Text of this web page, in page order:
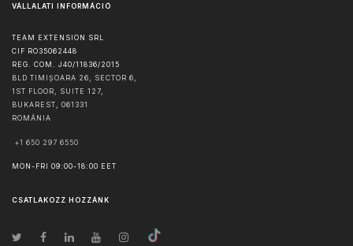
VÁLLALATI INFORMÁCIÓ
TEAM EXTENSION SRL
CIF RO35062448
REG. COM. J40/11836/2015
BLD TIMIȘOARA 26, SECTOR 6,
1ST FLOOR, SUITE 127,
BUKAREST
061331
ROMÁNIA
+1 650 297 6550
MON-FRI 09:00-18:00 EET
CSATLAKOZZ HOZZÁNK